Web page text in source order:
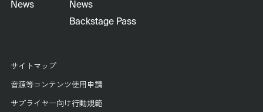
News
News
Backstage Pass
サイトマップ
音源等コンテンツ使用申請
サプライヤー向け行動規範